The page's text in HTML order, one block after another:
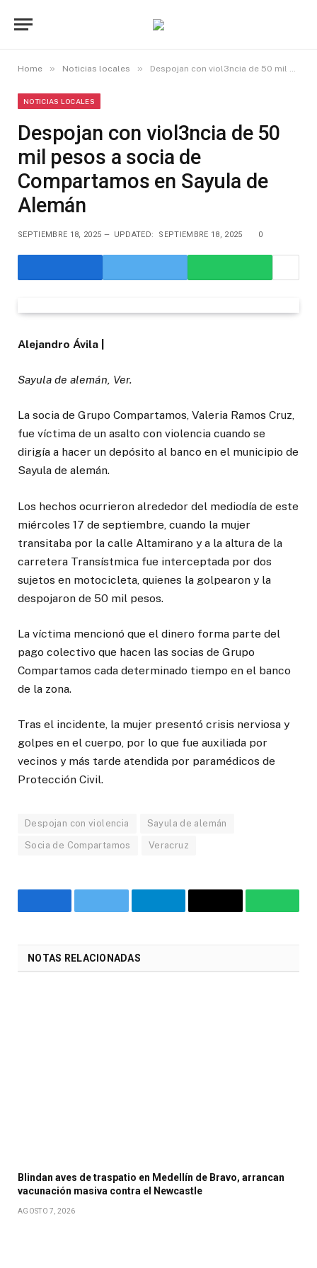
Home » Noticias locales » Despojan con viol3ncia de 50 mil pesos a socia de Compartamos en Sayula de Alemán
NOTICIAS LOCALES
Despojan con viol3ncia de 50
mil pesos a socia de
Compartamos en Sayula de
Alemán
SEPTIEMBRE 18, 2025 UPDATED: SEPTIEMBRE 18, 2025 0
Alejandro Ávila |
Sayula de alemán, Ver.
La socia de Grupo Compartamos, Valeria Ramos Cruz,
fue víctima de un asalto con violencia cuando se
dirigía a hacer un depósito al banco en el municipio de
Sayula de alemán.
Los hechos ocurrieron alrededor del mediodía de este
miércoles 17 de septiembre, cuando la mujer
transitaba por la calle Altamirano y a la altura de la
carretera Transístmica fue interceptada por dos
sujetos en motocicleta, quienes la golpearon y la
despojaron de 50 mil pesos.
La víctima mencionó que el dinero forma parte del
pago colectivo que hacen las socias de Grupo
Compartamos cada determinado tiempo en el banco
de la zona.
Tras el incidente, la mujer presentó crisis nerviosa y
golpes en el cuerpo, por lo que fue auxiliada por
vecinos y más tarde atendida por paramédicos de
Protección Civil.
Despojan con violencia Sayula de alemán
Socia de Compartamos Veracruz
FacebookTwitter TelegramEmail
NOTAS RELACIONADAS
Blindan aves de traspatio en Medellín de Bravo, arrancan
vacunación masiva contra el Newcastle
AGOSTO 7, 2026